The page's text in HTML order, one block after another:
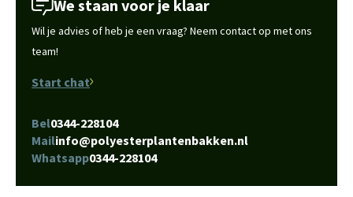
We staan voor je klaar
Wil je advies of heb je een vraag? Neem contact op met ons
team!
Start chat
Bel0344-228104
Mailinfo@polyesterplantenbakken.nl
Whatsapp0344-228104